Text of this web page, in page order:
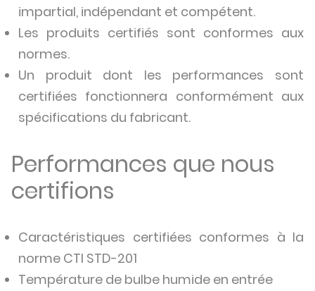
impartial, indépendant et compétent.
Les produits certifiés sont conformes aux
normes.
Un produit dont les performances sont
certifiées fonctionnera conformément aux
spécifications du fabricant.
Performances que nous
certifions
Caractéristiques certifiées conformes à la
norme CTI STD-201
Température de bulbe humide en entrée